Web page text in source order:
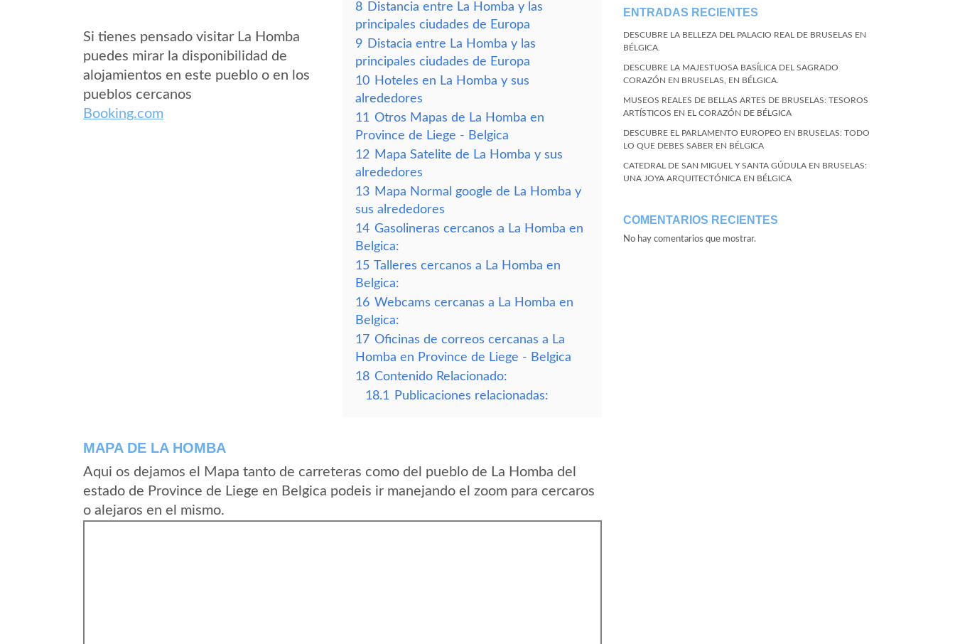
Si tienes pensado visitar La Homba
puedes mirar la disponibilidad de
alojamientos en este pueblo o en los
pueblos cercanos
Booking.com
8 Distancia entre La Homba y las
principales ciudades de Europa
9 Distacia entre La Homba y las
principales ciudades de Europa
10 Hoteles en La Homba y sus
alrededores
11 Otros Mapas de La Homba en
Province de Liege - Belgica
12 Mapa Satelite de La Homba y sus
alrededores
13 Mapa Normal google de La Homba y
sus alrededores
14 Gasolineras cercanos a La Homba en
Belgica:
15 Talleres cercanos a La Homba en
Belgica:
16 Webcams cercanas a La Homba en
Belgica:
17 Oficinas de correos cercanas a La
Homba en Province de Liege - Belgica
18 Contenido Relacionado:
18.1
Publicaciones relacionadas:
MAPA DE LA HOMBA
Aqui os dejamos el Mapa tanto de carreteras como del pueblo de La Homba del
estado de Province de Liege en Belgica podeis ir manejando el zoom para cercaros
o alejaros en el mismo.
ENTRADAS RECIENTES
DESCUBRE LA BELLEZA DEL PALACIO REAL DE BRUSELAS EN
BÉLGICA.
DESCUBRE LA MAJESTUOSA BASÍLICA DEL SAGRADO
CORAZÓN EN BRUSELAS, EN BÉLGICA.
MUSEOS REALES DE BELLAS ARTES DE BRUSELAS: TESOROS
ARTÍSTICOS EN EL CORAZÓN DE BÉLGICA
DESCUBRE EL PARLAMENTO EUROPEO EN BRUSELAS: TODO
LO QUE DEBES SABER EN BÉLGICA
CATEDRAL DE SAN MIGUEL Y SANTA GÚDULA EN BRUSELAS:
UNA JOYA ARQUITECTÓNICA EN BÉLGICA
COMENTARIOS RECIENTES
No hay comentarios que mostrar.